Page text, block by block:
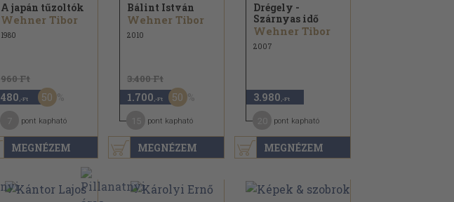
MEGNÉZEM
A japán tűzoltók
Wehner Tibor
1980
960 Ft
480 ,-Ft 50
pont kapható
MEGNÉZEM
Bálint István
Wehner Tibor
2010
3.400 Ft
1.700 ,-Ft 50
pont kapható
MEGNÉZEM
Drégely -
Szárnyas idő
Wehner Tibor
2007
3.980 ,-Ft
pont kapható